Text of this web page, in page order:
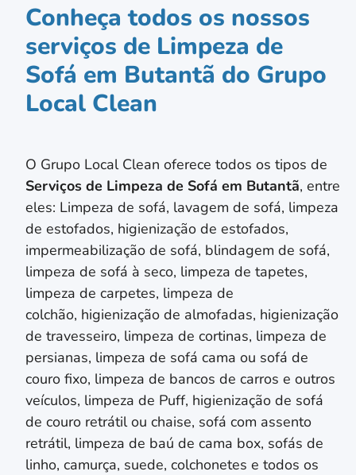
Conheça todos os nossos
serviços de Limpeza de
Sofá em Butantã do Grupo
Local Clean
O Grupo Local Clean oferece todos os tipos de
Serviços de Limpeza de Sofá em Butantã, entre
eles: Limpeza de sofá, lavagem de sofá, limpeza
de estofados, higienização de estofados,
impermeabilização de sofá, blindagem de sofá,
limpeza de sofá à seco, limpeza de tapetes,
limpeza de carpetes, limpeza de
colchão, higienização de almofadas, higienização
de travesseiro, limpeza de cortinas, limpeza de
persianas, limpeza de sofá cama ou sofá de
couro fixo, limpeza de bancos de carros e outros
veículos, limpeza de Puff, higienização de sofá
de couro retrátil ou chaise, sofá com assento
retrátil, limpeza de baú de cama box, sofás de
linho, camurça, suede, colchonetes e todos os